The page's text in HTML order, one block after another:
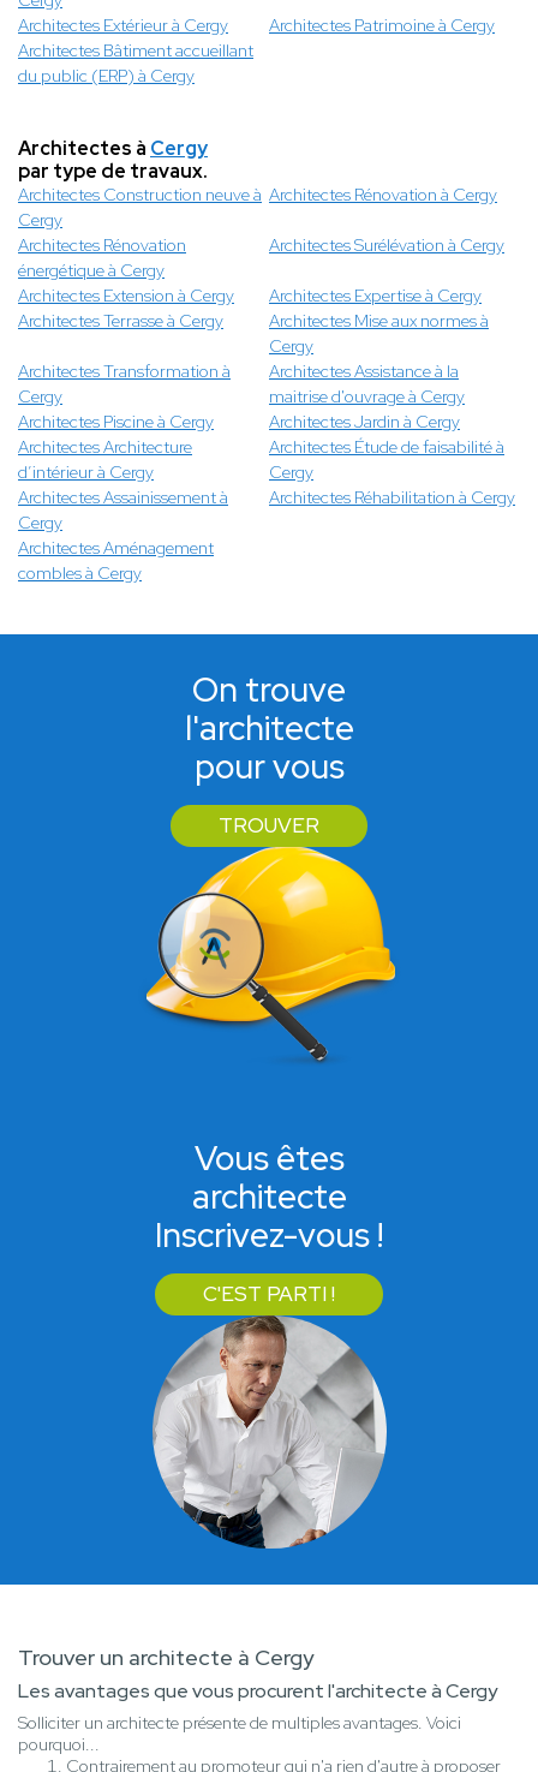
Architectes Extérieur à Cergy
Architectes Patrimoine à Cergy
Architectes Bâtiment accueillant
du public (ERP) à Cergy
Architectes à Cergy
par type de travaux.
Architectes Construction neuve à
Cergy
Architectes Rénovation à Cergy
Architectes Rénovation
énergétique à Cergy
Architectes Surélévation à Cergy
Architectes Extension à Cergy
Architectes Expertise à Cergy
Architectes Terrasse à Cergy
Architectes Mise aux normes à
Cergy
Architectes Transformation à
Cergy
Architectes Assistance à la
maitrise d'ouvrage à Cergy
Architectes Piscine à Cergy
Architectes Jardin à Cergy
Architectes Architecture
d’intérieur à Cergy
Architectes Étude de faisabilité à
Cergy
Architectes Assainissement à
Cergy
Architectes Réhabilitation à Cergy
Architectes Aménagement
combles à Cergy
On trouve
l'architecte
pour vous
TROUVER
Vous êtes
architecte
Inscrivez-vous !
C'EST PARTI !
Trouver un architecte à Cergy
Les avantages que vous procurent l'architecte à Cergy
Solliciter un architecte présente de multiples avantages. Voici
pourquoi...
Contrairement au promoteur qui n'a rien d'autre à proposer